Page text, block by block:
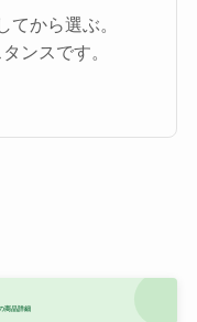
てから選ぶ。
ンスです。